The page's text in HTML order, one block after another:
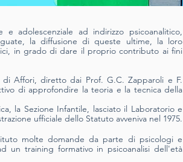
adolescenziale ad indirizzo psicoanalitico,
la diffusione di queste ultime, la loro
in grado di dare il proprio contributo ai fini
di Affori, diretto dai Prof. G.C. Zapparoli e F.
di approfondire la teoria e la tecnica della
la Sezione Infantile, lasciato il Laboratorio e
ufficiale dello Statuto avveniva nel 1975.
molte domande da parte di psicologi e
un training formativo in psicoanalisi dell'età